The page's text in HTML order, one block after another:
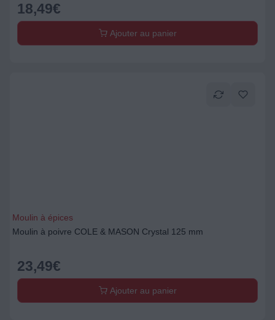
18,49€
Ajouter au panier
Moulin à épices
Moulin à poivre COLE & MASON Crystal 125 mm
23,49€
Ajouter au panier